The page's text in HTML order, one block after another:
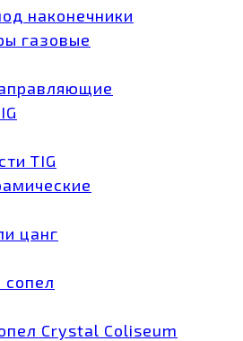
наконечники
газовые
TIG
цанг
сопел
Crystal Coliseum